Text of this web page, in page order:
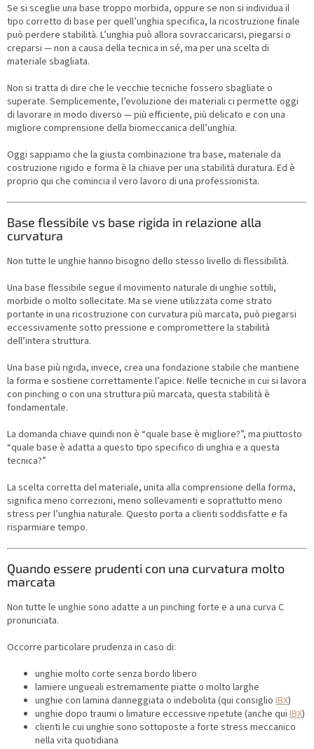
Se si sceglie una base troppo morbida, oppure se non si individua il
tipo corretto di base per quell’unghia specifica, la ricostruzione finale
può perdere stabilità. L’unghia può allora sovraccaricarsi, piegarsi o
creparsi — non a causa della tecnica in sé, ma per una scelta di
materiale sbagliata.
Non si tratta di dire che le vecchie tecniche fossero sbagliate o
superate. Semplicemente, l’evoluzione dei materiali ci permette oggi
di lavorare in modo diverso — più efficiente, più delicato e con una
migliore comprensione della biomeccanica dell’unghia.
Oggi sappiamo che la giusta combinazione tra base, materiale da
costruzione rigido e forma è la chiave per una stabilità duratura. Ed è
proprio qui che comincia il vero lavoro di una professionista.
Base flessibile vs base rigida in relazione alla
curvatura
Non tutte le unghie hanno bisogno dello stesso livello di flessibilità.
Una base flessibile segue il movimento naturale di unghie sottili,
morbide o molto sollecitate. Ma se viene utilizzata come strato
portante in una ricostruzione con curvatura più marcata, può piegarsi
eccessivamente sotto pressione e compromettere la stabilità
dell’intera struttura.
Una base più rigida, invece, crea una fondazione stabile che mantiene
la forma e sostiene correttamente l’apice. Nelle tecniche in cui si lavora
con pinching o con una struttura più marcata, questa stabilità è
fondamentale.
La domanda chiave quindi non è “quale base è migliore?”, ma piuttosto
“quale base è adatta a questo tipo specifico di unghia e a questa
tecnica?”
La scelta corretta del materiale, unita alla comprensione della forma,
significa meno correzioni, meno sollevamenti e soprattutto meno
stress per l’unghia naturale. Questo porta a clienti soddisfatte e fa
risparmiare tempo.
Quando essere prudenti con una curvatura molto
marcata
Non tutte le unghie sono adatte a un pinching forte e a una curva C
pronunciata.
Occorre particolare prudenza in caso di:
unghie molto corte senza bordo libero
lamiere ungueali estremamente piatte o molto larghe
unghie con lamina danneggiata o indebolita (qui consiglio IBX)
unghie dopo traumi o limature eccessive ripetute (anche qui IBX)
clienti le cui unghie sono sottoposte a forte stress meccanico
nella vita quotidiana